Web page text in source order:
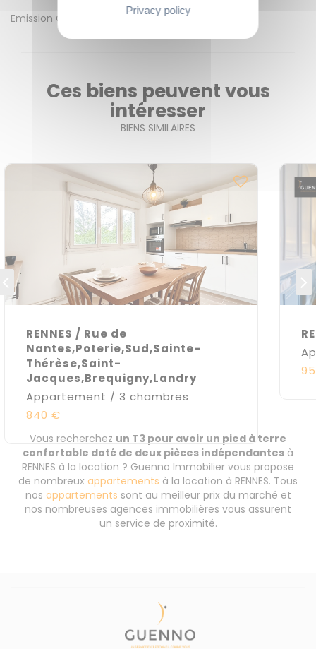
Emission GES
Ces biens peuvent vous
intéresser
BIENS SIMILAIRES
RENNES / Rue de
Nantes,Poterie,Sud,Sainte-
Thérèse,Saint-
Jacques,Brequigny,Landry
Appartement / 3 chambres
840 €
Vous recherchez un T3 pour avoir un pied à terre
confortable doté de deux pièces indépendantes à
RENNES à la location ? Guenno Immobilier vous propose
de nombreux appartements à la location à RENNES. Tous
nos appartements sont au meilleur prix du marché et
nos nombreuses agences immobilières vous assurent
un service de proximité.
Privacy policy